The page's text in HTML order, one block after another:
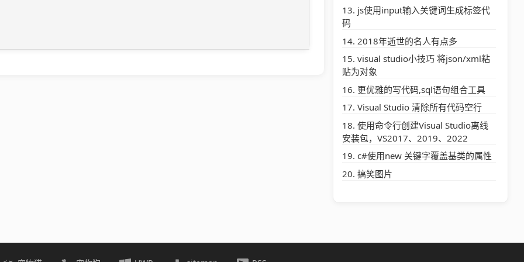
js使用input输入关键词生成标签代
码
2018年逝世的名人有点多
visual studio小技巧 将json/xml粘
贴为对象
更优雅的写代码,sql语句组合工具
Visual Studio 清除所有代码空行
使用命令行创建Visual Studio离线
安装包，VS2017、2019、2022
c#使用new 关键字覆盖基类的属性
搞笑图片